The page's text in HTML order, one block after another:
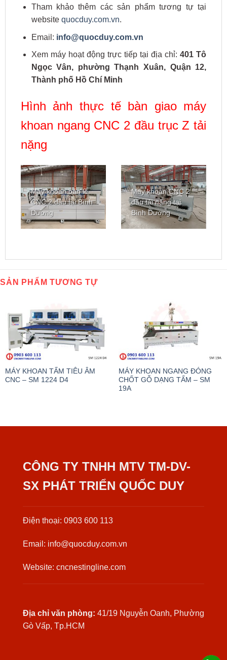
Tham khảo thêm các sản phẩm tương tự tại
website quocduy.com.vn.
Email: info@quocduy.com.vn
Xem máy hoạt động trực tiếp tại địa chỉ:401 Tô
Ngọc Vân, phường Thạnh Xuân, Quận 12,
Thành phố Hồ Chí Minh
Hình ảnh thực tế bàn giao máy
khoan ngang CNC 2 đầu trục Z tải
nặng
Máy khoan bản lề
CNC 2 đầu tại Bình
Dương
Máy khoan CNC 2
đầu tải nặng tại
Bình Dương
SẢN PHẨM TƯƠNG TỰ
MÁY KHOAN TẤM TIÊU ÂM
CNC – SM 1224 D4
MÁY KHOAN NGANG ĐÓNG
CHỐT GỖ DẠNG TẤM – SM
19A
CÔNG TY TNHH MTV TM-DV-
SX PHÁT TRIỂN QUỐC DUY
Điện thoại: 0903 600 113
Email: info@quocduy.com.vn
Website: cncnestingline.com
Địa chỉ văn phòng: 41/19 Nguyễn Oanh, Phường
Gò Vấp, Tp.HCM